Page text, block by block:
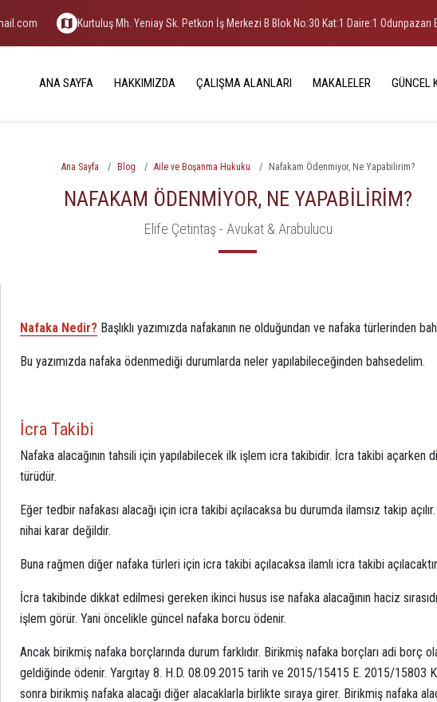
Kurtuluş Mh. Yeniay Sk. Petkon İş Merkezi B Blok No:30 Kat:1 Daire:1 Odunpazarı
ANA SAYFA HAKKIMIZDA ÇALIŞMA ALANLARI MAKALELER GÜNCEL
Ana Sayfa Blog Aile ve Boşanma Hukuku Nafakam Ödenmiyor, Ne Yapabilirim?
NAFAKAM ÖDENMIYOR, NE YAPABILIRIM?
Elife Çetintaş - Avukat & Arabulucu
Nafaka Nedir? Başlıklı yazımızda nafakanın ne olduğundan ve nafaka türlerinden
Bu yazımızda nafaka ödenmediği durumlarda neler yapılabileceğinden bahsedelim.
İcra Takibi
Nafaka alacağının tahsili için yapılabilecek ilk işlem icra takibidir. İcra takibi açarken
türüdür.
Eğer tedbir nafakası alacağı için icra takibi açılacaksa bu durumda ilamsız takip
nihai karar değildir.
Buna rağmen diğer nafaka türleri için icra takibi açılacaksa ilamlı icra takibi
İcra takibinde dikkat edilmesi gereken ikinci husus ise nafaka alacağının haciz
işlem görür. Yani öncelikle güncel nafaka borcu ödenir.
Ancak birikmiş nafaka borçlarında durum farklıdır. Birikmiş nafaka borçları adi borç
geldiğinde ödenir. Yargıtay 8. H.D. 08.09.2015 tarih ve 2015/15415 E. 2015/15803
sonra birikmiş nafaka alacağı diğer alacaklarla birlikte sıraya girer. Birikmiş nafaka